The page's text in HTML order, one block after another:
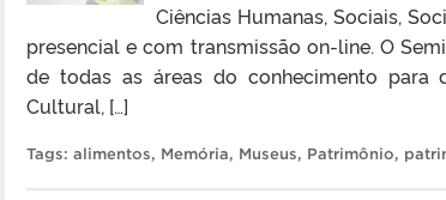
Ciências Humanas, Sociais,
presencial e com transmissão on-line. O
de todas as áreas do conhecimento para
Cultural, […]
Tags: alimentos, Memória, Museus, Patrimônio,